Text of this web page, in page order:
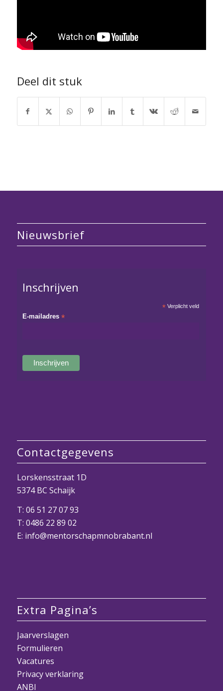
Deel dit stuk
Nieuwsbrief
Inschrijven
*Verplicht veld
E-mailadres*
Contactgegevens
Lorskensstraat 1D
5374 BC Schaijk
T: 06 51 27 07 93
T: 0486 22 89 02
E: info@mentorschapmnobrabant.nl
Extra Pagina’s
Jaarverslagen
Formulieren
Vacatures
Privacy verklaring
ANBI